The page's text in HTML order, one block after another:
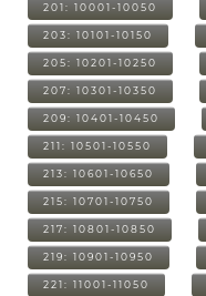
201: 10001-10050
203: 10101-10150
205: 10201-10250
207: 10301-10350
209: 10401-10450
211: 10501-10550
213: 10601-10650
215: 10701-10750
217: 10801-10850
219: 10901-10950
221: 11001-11050